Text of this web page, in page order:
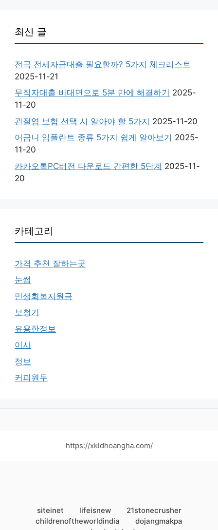
최신 글
전국 전세자금대출 필요할까? 5가지 체크리스트
2025-11-21
무직자대출 비대면으로 5분 만에 해결하기 2025-
11-20
관절염 보험 선택 시 알아야 할 5가지 2025-11-20
어금니 임플란트 종류 5가지 쉽게 알아보기 2025-
11-20
카카오톡PC버전 다운로드 간편한 5단계 2025-11-
20
카테고리
가격 추천 잘하는곳
눈썹
민생회복지원금
보청기
유용한정보
이사
정보
커피원두
https://xkldhoangha.com/
siteinet lifeisnew
21stonecrusher
childrenoftheworldindia
dojangmakpa